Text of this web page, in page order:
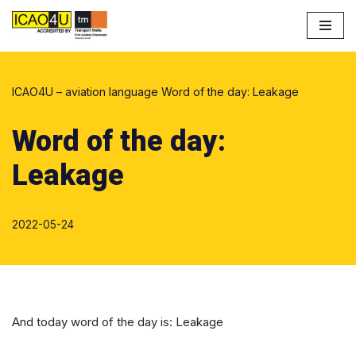
ICAO4U – aviation language Word of the day: Leakage
Word of the day:
Leakage
2022-05-24
And today word of the day is: Leakage